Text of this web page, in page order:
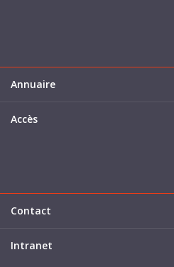
Annuaire
Accès
Contact
Intranet